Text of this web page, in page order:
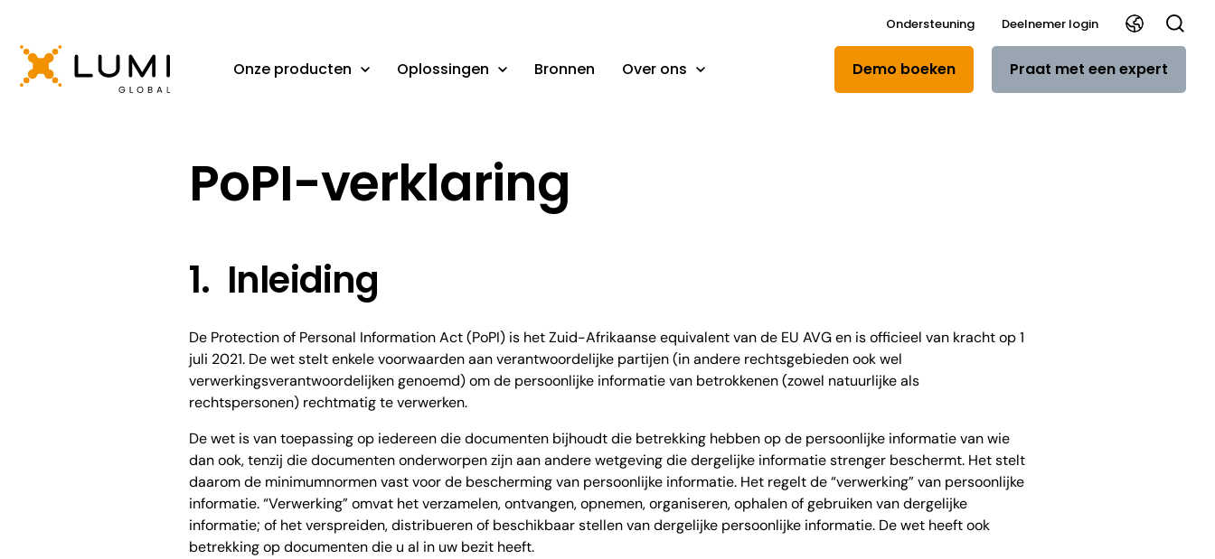
Ondersteuning Deelnemer login
Onze producten Oplossingen Bronnen Over ons Demo boeken Praat met een expert
PoPI-verklaring
1. Inleiding
De Protection of Personal Information Act (PoPI) is het Zuid-Afrikaanse equivalent van de EU AVG en is officieel van kracht op 1
juli 2021. De wet stelt enkele voorwaarden aan verantwoordelijke partijen (in andere rechtsgebieden ook wel
verwerkingsverantwoordelijken genoemd) om de persoonlijke informatie van betrokkenen (zowel natuurlijke als
rechtspersonen) rechtmatig te verwerken.
De wet is van toepassing op iedereen die documenten bijhoudt die betrekking hebben op de persoonlijke informatie van wie
dan ook, tenzij die documenten onderworpen zijn aan andere wetgeving die dergelijke informatie strenger beschermt. Het stelt
daarom de minimumnormen vast voor de bescherming van persoonlijke informatie. Het regelt de “verwerking” van persoonlijke
informatie. “Verwerking” omvat het verzamelen, ontvangen, opnemen, organiseren, ophalen of gebruiken van dergelijke
informatie; of het verspreiden, distribueren of beschikbaar stellen van dergelijke persoonlijke informatie. De wet heeft ook
betrekking op documenten die u al in uw bezit heeft.